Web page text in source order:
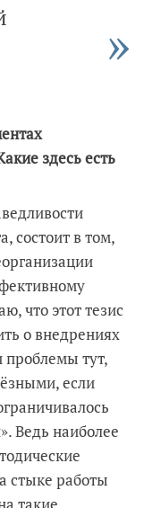
здесь есть
состоит в том,
что этот тезис
о внедрениях
тут,
если
Ведь наиболее
стыке работы
такие